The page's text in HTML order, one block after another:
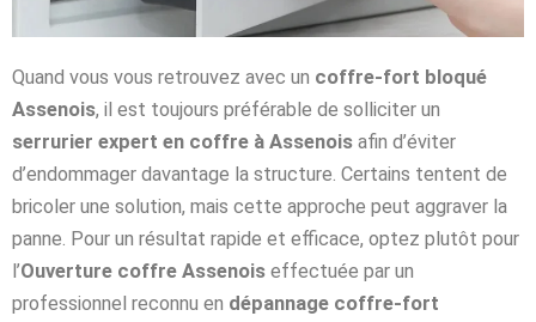
Quand vous vous retrouvez avec un coffre-fort bloqué
Assenois, il est toujours préférable de solliciter un
serrurier expert en coffre à Assenois afin d’éviter
d’endommager davantage la structure. Certains tentent de
bricoler une solution, mais cette approche peut aggraver la
panne. Pour un résultat rapide et efficace, optez plutôt pour
l’Ouverture coffre Assenois effectuée par un
professionnel reconnu en dépannage coffre-fort